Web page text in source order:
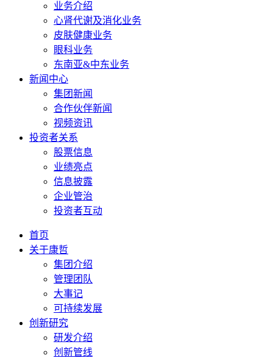
业务介绍
心肾代谢及消化业务
皮肤健康业务
眼科业务
东南亚&中东业务
新闻中心
集团新闻
合作伙伴新闻
视频资讯
投资者关系
股票信息
业绩亮点
信息披露
企业管治
投资者互动
首页
关于康哲
集团介绍
管理团队
大事记
可持续发展
创新研究
研发介绍
创新管线